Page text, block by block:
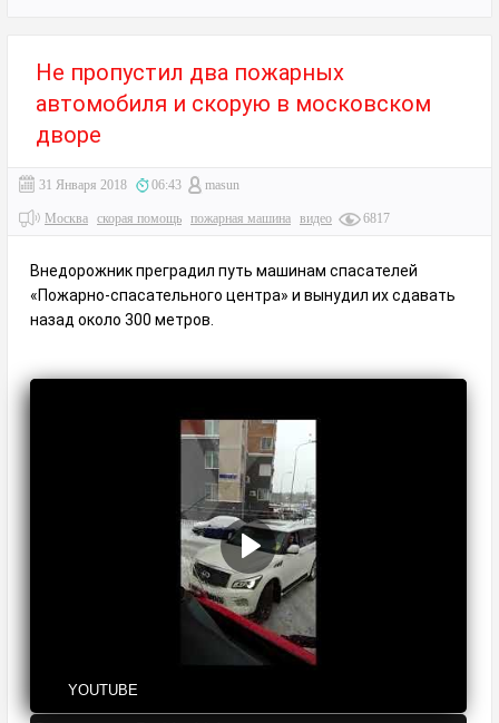
Не пропустил два пожарных
автомобиля и скорую в московском
дворе
31 Января 2018 06:43 masun
Москва скорая помощь пожарная машина видео 6817
Внедорожник преградил путь машинам спасателей
«Пожарно-спасательного центра» и вынудил их сдавать
назад около 300 метров.
YOUTUBE